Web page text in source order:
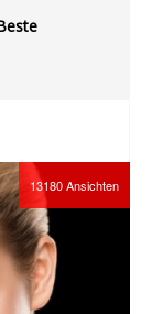
13180Ansichten